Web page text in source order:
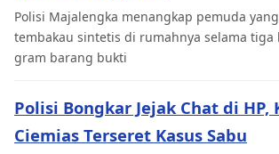
Polisi Majalengka menangkap pemuda
tembakau sintetis di rumahnya selama tiga
gram barang bukti
Polisi Bongkar Jejak Chat di HP,
Ciemias Terseret Kasus Sabu